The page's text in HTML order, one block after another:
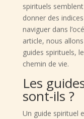
spirituels
donner des
naviguer dans
article, nous
guides spirituels,
chemin de vie.
Les
sont-ils ?
Un guide spirituel